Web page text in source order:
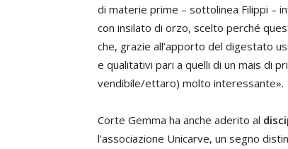
di materie prime – sottolinea Filippi –
con insilato di orzo, scelto perché
che, grazie all’apporto del digestato
e qualitativi pari a quelli di un mais di
vendibile/ettaro) molto interessante».
Corte Gemma ha anche aderito al
l’associazione Unicarve, un segno